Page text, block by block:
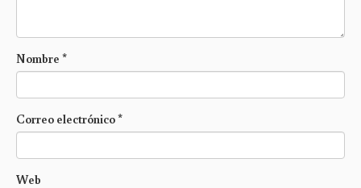
Nombre *
Correo electrónico*
Web